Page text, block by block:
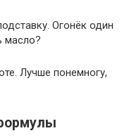
Огонёк один
масло?
Лучше понемногу,